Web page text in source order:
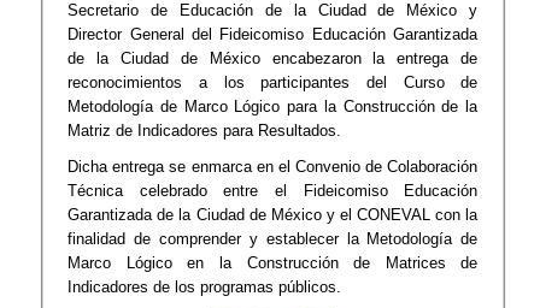
Secretario de Educación de la Ciudad de México y
Director General del Fideicomiso Educación Garantizada
de la Ciudad de México encabezaron la entrega de
reconocimientos a los participantes del Curso de
Metodología de Marco Lógico para la Construcción de la
Matriz de Indicadores para Resultados.
Dicha entrega se enmarca en el Convenio de Colaboración
Técnica celebrado entre el Fideicomiso Educación
Garantizada de la Ciudad de México y el CONEVAL con la
finalidad de comprender y establecer la Metodología de
Marco Lógico en la Construcción de Matrices de
Indicadores de los programas públicos.